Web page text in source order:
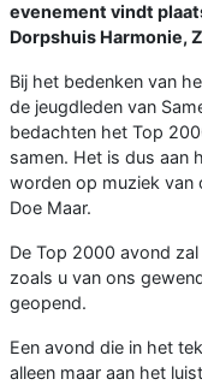
evenement vindt
Dorpshuis Harmonie,
Bij het bedenken van
de jeugdleden van
bedachten het Top
samen. Het is dus aan
worden op muziek van
Doe Maar.
De Top 2000 avond
zoals u van ons
geopend.
Een avond die in het
alleen maar aan het